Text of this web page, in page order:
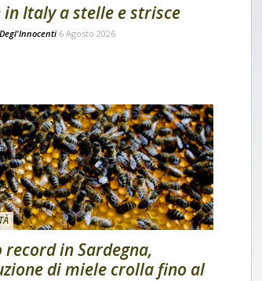
in Italy a stelle e strisce
6 Agosto 2026
record in Sardegna,
di miele crolla fino al